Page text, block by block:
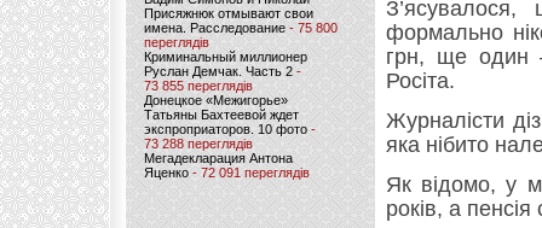
Присяжнюк отмывают свои
имена. Расследование - 75 800
переглядів
Криминальный миллионер
Руслан Демчак. Часть 2-
73 855 переглядів
Донецкое «Межигорье»
Татьяны Бахтеевой ждет
экспроприаторов. 10 фото -
73 288 переглядів
Мегадекларация Антона
Яценко - 72 091 переглядів
формально
грн, ще один
Росіта.
Журналісти
яка нібито
Як відомо, у
років, а